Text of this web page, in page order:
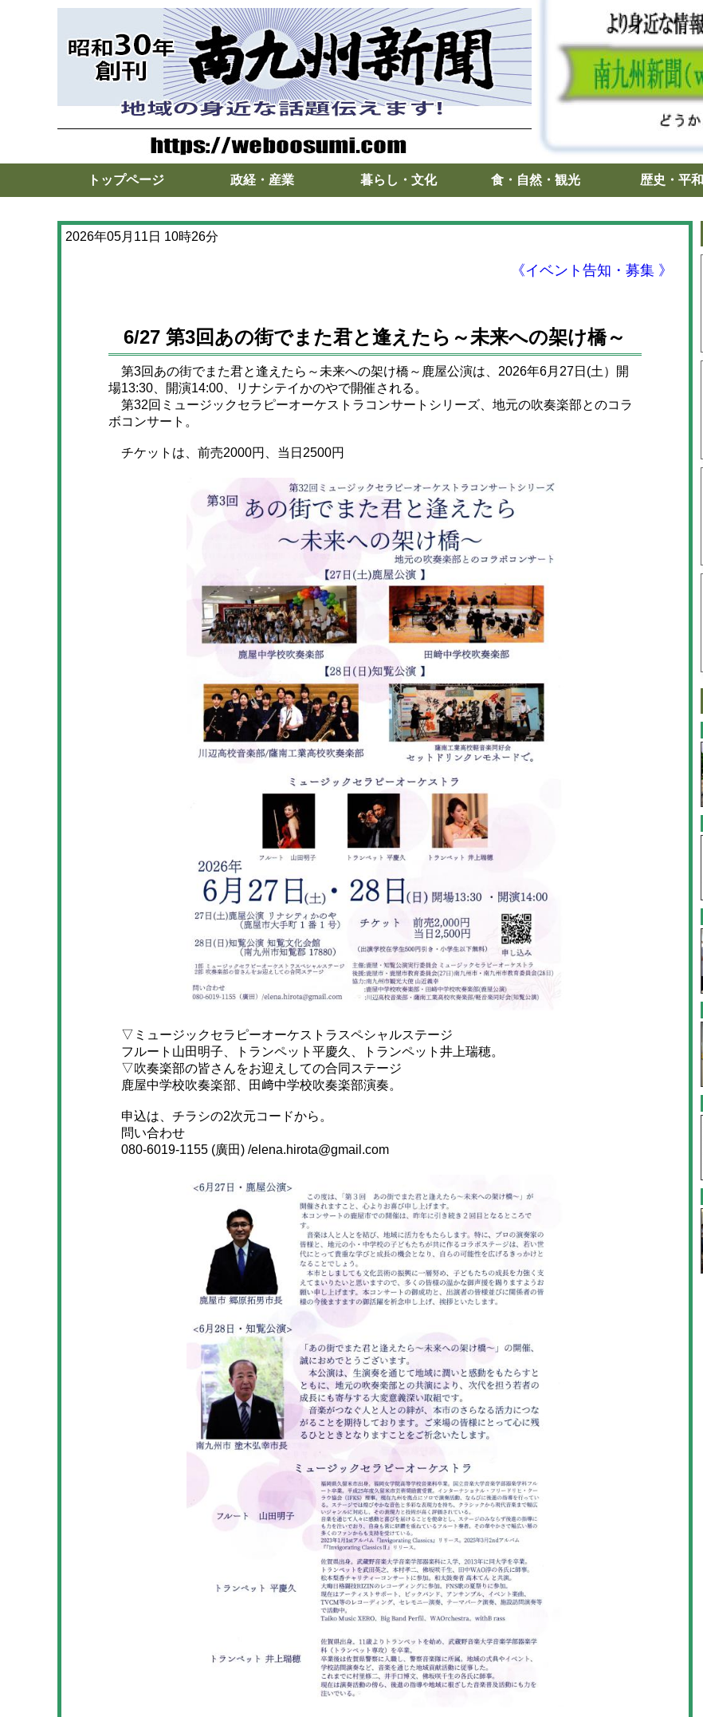
トップページ 政経・産業 暮らし・文化 食・自然・観光 歴史・平和
2026年05月11日 10時26分
《イベント告知・募集 》
6/27 第3回あの街でまた君と逢えたら～未来への架け橋～
第3回あの街でまた君と逢えたら～未来への架け橋～鹿屋公演は、2026年6月27日(土）開
場13:30、開演14:00、リナシテイかのやで開催される。
第32回ミュージックセラピーオーケストラコンサートシリーズ、地元の吹奏楽部とのコラ
ボコンサート。
チケットは、前売2000円、当日2500円
▽ミュージックセラピーオーケストラスペシャルステージ
フルート山田明子、トランペット平慶久、トランペット井上瑞穂。
▽吹奏楽部の皆さんをお迎えしての合同ステージ
鹿屋中学校吹奏楽部、田﨑中学校吹奏楽部演奏。
申込は、チラシの2次元コードから。
問い合わせ
080-6019-1155 (廣田) /elena.hirota@gmail.com